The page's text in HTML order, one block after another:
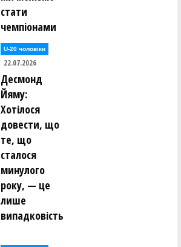
стати
чемпіонами
U-20 чоловіки
22.07.2026
Десмонд
Йяму:
Хотілося
довести, що
те, що
сталося
минулого
року, — це
лише
випадковість